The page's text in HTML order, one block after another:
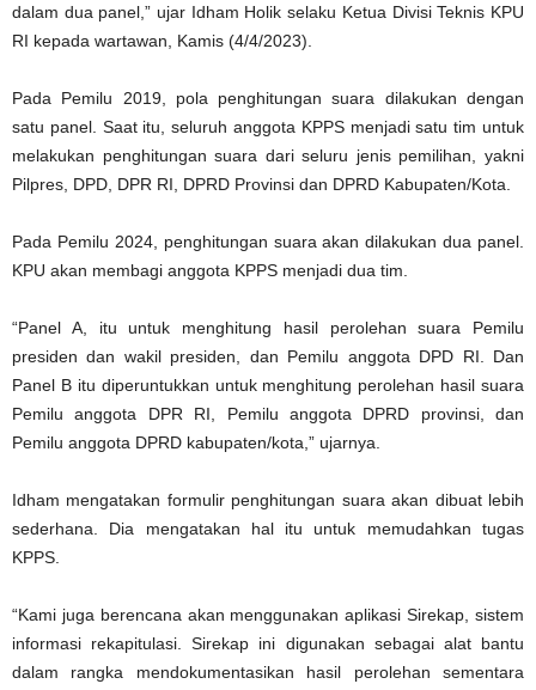
dalam dua panel,” ujar Idham Holik selaku Ketua Divisi Teknis KPU
RI kepada wartawan, Kamis (4/4/2023).
Pada Pemilu 2019, pola penghitungan suara dilakukan dengan
satu panel. Saat itu, seluruh anggota KPPS menjadi satu tim untuk
melakukan penghitungan suara dari seluru jenis pemilihan, yakni
Pilpres, DPD, DPR RI, DPRD Provinsi dan DPRD Kabupaten/Kota.
Pada Pemilu 2024, penghitungan suara akan dilakukan dua panel.
KPU akan membagi anggota KPPS menjadi dua tim.
“Panel A, itu untuk menghitung hasil perolehan suara Pemilu
presiden dan wakil presiden, dan Pemilu anggota DPD RI. Dan
Panel B itu diperuntukkan untuk menghitung perolehan hasil suara
Pemilu anggota DPR RI, Pemilu anggota DPRD provinsi, dan
Pemilu anggota DPRD kabupaten/kota,” ujarnya.
Idham mengatakan formulir penghitungan suara akan dibuat lebih
sederhana. Dia mengatakan hal itu untuk memudahkan tugas
KPPS.
“Kami juga berencana akan menggunakan aplikasi Sirekap, sistem
informasi rekapitulasi. Sirekap ini digunakan sebagai alat bantu
dalam rangka mendokumentasikan hasil perolehan sementara